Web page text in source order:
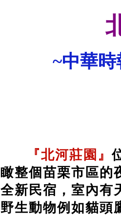
~中華
『北河莊園』
瞰整個苗栗市區的
全新民宿，室內有
野生動物例如貓頭